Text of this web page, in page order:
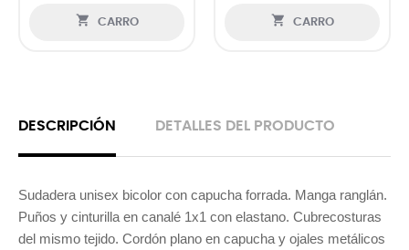
 CARRO  CARRO
DESCRIPCIÓN DETALLES DEL PRODUCTO
Sudadera unisex bicolor con capucha forrada. Manga ranglán.
Puños y cinturilla en canalé 1x1 con elastano. Cubrecosturas
del mismo tejido. Cordón plano en capucha y ojales metálicos